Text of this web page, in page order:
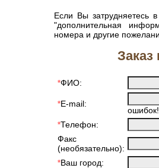
Если Вы затрудняетесь
"дополнительная
номера и другие
Заказ
*ФИО:
*E-mail:
ошибок!
*Телефон:
Факс
(необязательно):
*Ваш город: